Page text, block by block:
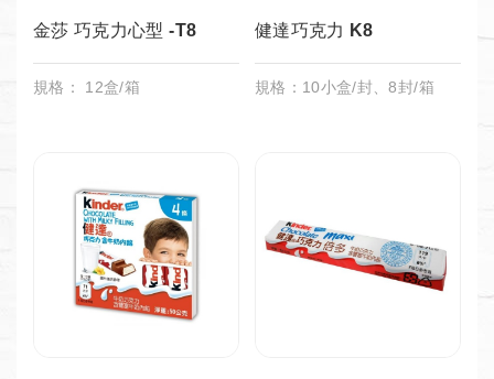
金莎 巧克力心型 -T8
規格： 12盒/箱
健達巧克力 K8
規格：10小盒/封、8封/箱